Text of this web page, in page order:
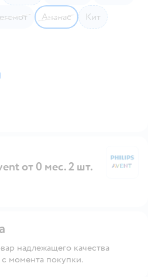
Бегемот Ананас
Кит
от 0 мес. 2 шт.
надлежащего качества
момента покупки.